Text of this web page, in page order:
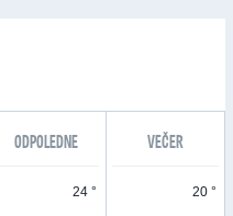
ODPOLEDNE VEČER
24 ° 20 °